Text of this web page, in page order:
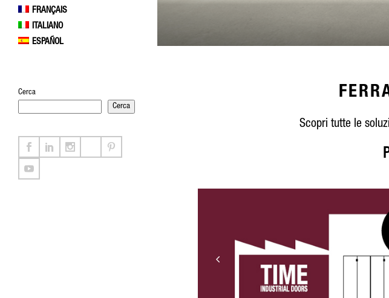
FRANÇAIS
ITALIANO
ESPAÑOL
Cerca
Cerca
Scopri tutte le